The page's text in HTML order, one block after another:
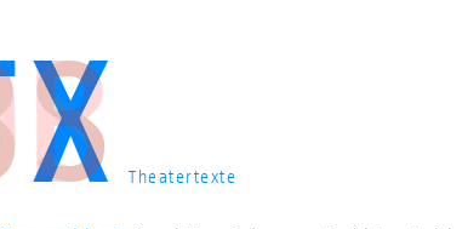
Theatertexte